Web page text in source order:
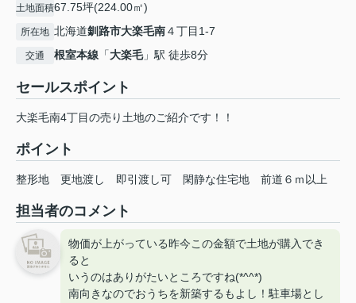
土地面積67.75坪(224.00㎡)
所在地 北海道釧路市大楽毛南４丁目1-7
交通 根室本線 「大楽毛」駅 徒歩8分
セールスポイント
大楽毛南4丁目の売り土地のご紹介です！！
ポイント
整形地 更地渡し 即引渡し可 閑静な住宅地 前道６ｍ以上
担当者のコメント
物価が上がっている昨今この金額で土地が購入でき
ると
いうのはありがたいところですね(*^^*)
南向きなのでおうちを新築するもよし！駐車場とし